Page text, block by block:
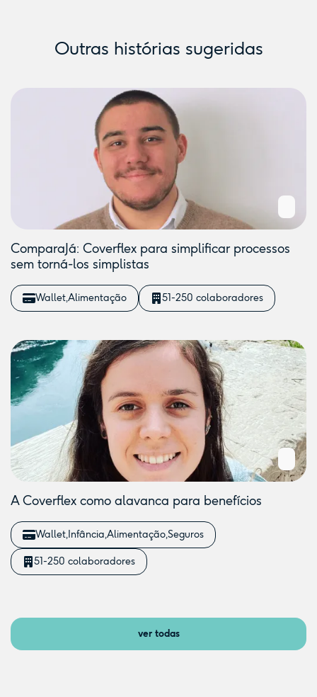
Outras histórias sugeridas
ComparaJá: Coverflex para simplificar processos
sem torná-los simplistas
WalletAlimentação 51-250 colaboradores
A Coverflex como alavanca para benefícios
Wallet Infância AlimentaçãoSeguros
51-250 colaboradores
ver todas